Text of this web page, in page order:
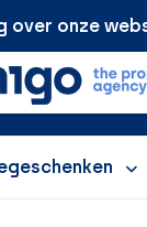
over onze